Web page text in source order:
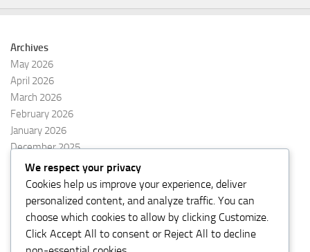
Archives
May 2026
April 2026
March 2026
February 2026
January 2026
December 2025
November 2025
October 2025
September 2025
August 2025
We respect your privacy
Cookies help us improve your experience, deliver
personalized content, and analyze traffic. You can
choose which cookies to allow by clicking Customize
Click Accept All to consent or Reject All to decline